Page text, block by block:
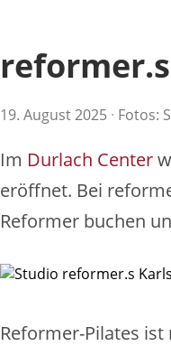
19. August 2025 · Fotos:
Im Durlach Center
eröffnet. Bei
Reformer buchen
Reformer-Pilates